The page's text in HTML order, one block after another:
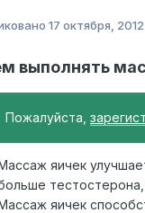
17 октября, 2012
выполнять
Пожалуйста,
яичек
яичек